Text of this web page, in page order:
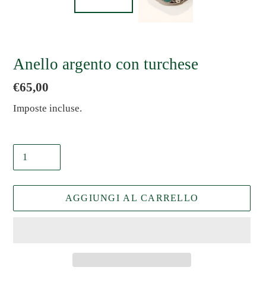
Anello argento con turchese
Prezzo
di
€65,00
Imposte incluse.
AGGIUNGI AL CARRELLO